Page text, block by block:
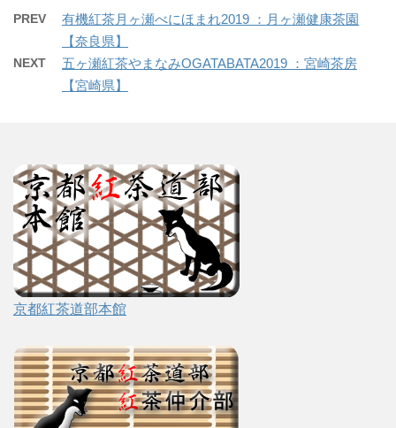
PREV
有機紅茶月ヶ瀬べにほまれ2019 ：月ヶ瀬健康茶園
【奈良県】
NEXT
五ヶ瀬紅茶やまなみOGATABATA2019 ：宮崎茶房
【宮崎県】
京都紅茶道部本館